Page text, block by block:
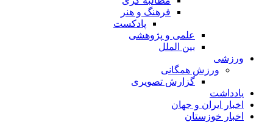
فرهنگ و هنر
پادکست
علمی و پژوهشی
بین الملل
ورزشی
ورزش همگانی
گزارش تصویری
یادداشت
اخبار ایران و جهان
اخبار خوزستان